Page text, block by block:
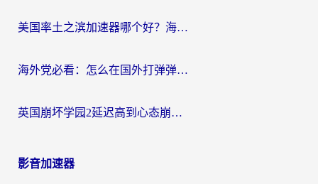
美国率土之滨加速器哪个好？海外党国服游戏畅玩终极指南（附多游戏解决方案）
海外党必看：怎么在国外打弹弹堂不卡？番茄加速器亲测指南
英国崩坏学园2延迟高到心态崩？海外党国服游戏加速终极指南
影音加速器